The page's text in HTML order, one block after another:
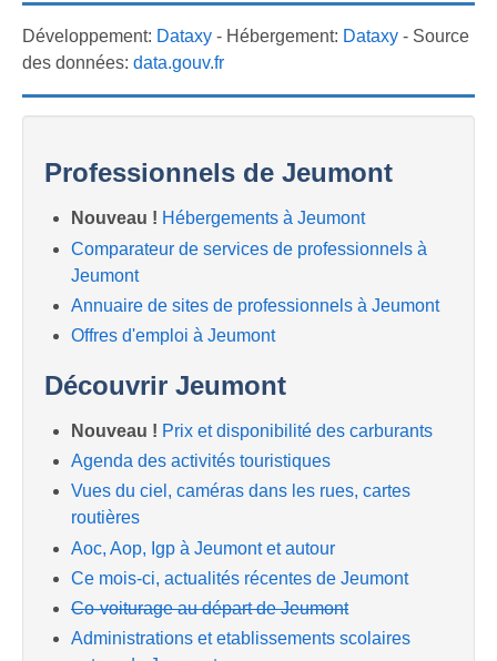
Développement: Dataxy - Hébergement: Dataxy - Source
des données: data.gouv.fr
Professionnels de Jeumont
Nouveau ! Hébergements à Jeumont
Comparateur de services de professionnels à
Jeumont
Annuaire de sites de professionnels à Jeumont
Offres d'emploi à Jeumont
Découvrir Jeumont
Nouveau ! Prix et disponibilité des carburants
Agenda des activités touristiques
Vues du ciel, caméras dans les rues, cartes
routières
Aoc, Aop, Igp à Jeumont et autour
Ce mois-ci, actualités récentes de Jeumont
Co-voiturage au départ de Jeumont
Administrations et etablissements scolaires